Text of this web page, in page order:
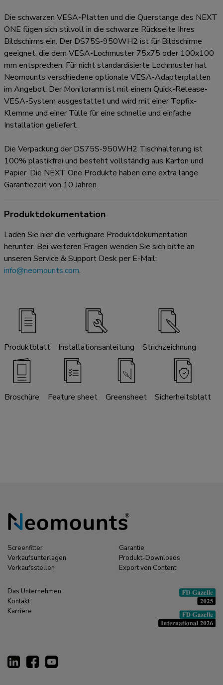
Die schwarzen VESA-Platten und die Querstange des NEXT
ONE fügen sich stilvoll in die schwarze Rückseite Ihres
Bildschirms ein. Der DS75S-950WH2 ist für Bildschirme
geeignet, die dem VESA-Lochmuster 75x75 oder 100x100
mm entsprechen. Für nicht standardisierte Lochmuster hat
Neomounts verschiedene optionale VESA-Adapterplatten
im Angebot. Der Monitorarm ist mit einem Quick-Release-
VESA-System ausgestattet und wird mit einer Topfix-
Klemme und einer Tülle für eine schnelle und einfache
Installation geliefert.
Die Verpackung der DS75S-950WH2 Tischhalterung ist
100% plastikfrei und besteht vollständig aus Karton und
Papier. Die NEXT One Produkte haben eine extra lange
Garantiezeit von 10 Jahren.
Produktdokumentation
Laden Sie hier die verfügbare Produktdokumentation
herunter. Bei weiteren Fragen wenden Sie sich bitte an
unseren Service & Support Desk per E-Mail:
info@neomounts.com.
Produktblatt Installationsanleitung Strichzeichnung
Broschüre Feature sheet Greensheet Sicherheitsblatt
Screenfitter
Verkaufsunterlagen
Verkaufsstellen
Garantie
Produkt-Downloads
Export von Content
Das Unternehmen
Kontakt
Karriere